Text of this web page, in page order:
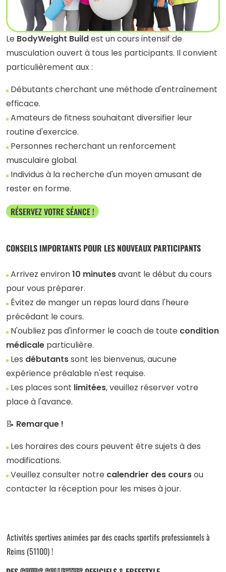
LeBodyWeight Buildest un cours intensif de
musculation ouvert à tous les participants. Il convient
particulièrement aux :
Débutants cherchant une méthode d'entraînement
efficace.
Amateurs de fitness souhaitant diversifier leur
routine d'exercice.
Personnes recherchant un renforcement
musculaire global.
Individus à la recherche d'un moyen amusant de
rester en forme.
RÉSERVEZ VOTRE SÉANCE !
CONSEILS IMPORTANTS POUR LES NOUVEAUX PARTICIPANTS
Arrivez environ10 minutesavant le début du cours
pour vous préparer.
Évitez de manger un repas lourd dans l'heure
précédant le cours.
N'oubliez pas d'informer le coach de toutecondition
médicaleparticulière.
Les débutantssont les bienvenus, aucune
expérience préalable n'est requise.
Les places sont limitées, veuillez réserver votre
place à l'avance.
📝 Remarque !
Les horaires des cours peuvent être sujets à des
modifications.
Veuillez consulter notrecalendrier des coursou
contacter la réception pour les mises à jour.
Activités sportives animées par des coachs sportifs professionnels à
Reims (51100) !